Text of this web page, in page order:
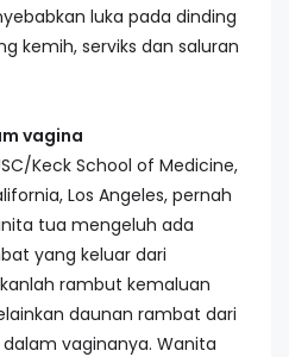
luka pada dinding
kemih, serviks dan saluran
vagina
Keck School of Medicine,
Los Angeles, pernah
tua mengeluh ada
yang keluar dari
rambut kemaluan
daunan rambat dari
vaginanya. Wanita